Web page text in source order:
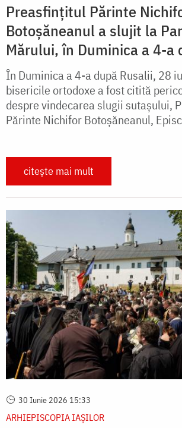
Preasfințitul Părinte
Botoșăneanul a slujit la
Mărului, în Duminica a 4-a
În Duminica a 4-a după Rusalii, 28
bisericile ortodoxe a fost citită
despre vindecarea slugii sutașului,
Părinte Nichifor Botoșăneanul,
citește mai mult
30 Iunie 2026 15:33
ARHIEPISCOPIA IAŞILOR